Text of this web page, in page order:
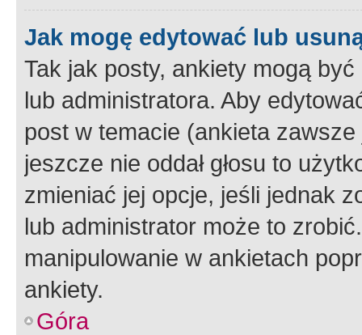
Jak mogę edytować lub
Tak jak posty, ankiety mogą
lub administratora. Aby
post w temacie (ankieta
jeszcze nie oddał głosu to
zmieniać jej opcje, jeśli jednak
lub administrator może to
manipulowanie w ankietach
ankiety.
Góra